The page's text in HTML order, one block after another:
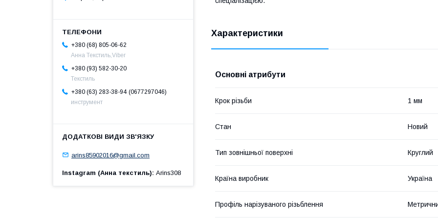
Характеристики
Основні атрибути
Крок різьби 1 мм
Стан Новий
Тип зовнішньої поверхні Круглий
Країна виробник Україна
Профіль нарізуваного різьблення
+380 (68) 805-06-62
Анна Текстиль,Viber
+380 (93) 582-30-20
Текстиль
+380 (63) 283-38-94 0677297046
инструмент
arins85902016@gmail.com
Instagram (Анна текстиль) Arins308